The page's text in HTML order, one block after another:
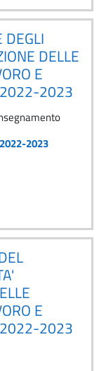
DELLE
E
2022-2023
2023
E
2022-2023